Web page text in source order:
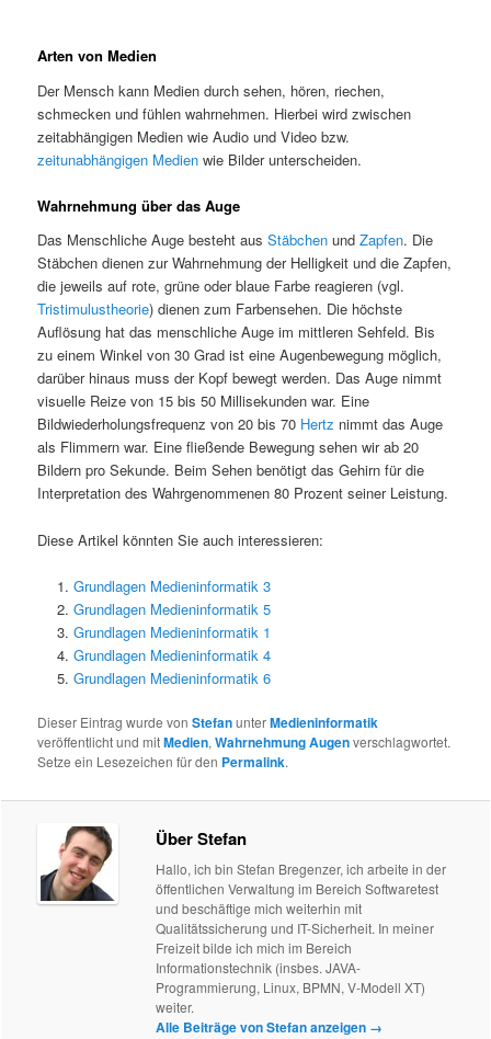
Arten von Medien
Der Mensch kann Medien durch sehen, hören, riechen,
schmecken und fühlen wahrnehmen. Hierbei wird zwischen
zeitabhängigen Medien wie Audio und Video bzw.
zeitunabhängigen Medien wie Bilder unterscheiden.
Wahrnehmung über das Auge
Das Menschliche Auge besteht ausStäbchen undZapfen. Die
Stäbchen dienen zur Wahrnehmung der Helligkeit und die Zapfen,
die jeweils auf rote, grüne oder blaue Farbe reagieren (vgl.
Tristimulustheorie) dienen zum Farbensehen. Die höchste
Auflösung hat das menschliche Auge im mittleren Sehfeld. Bis
zu einem Winkel von 30 Grad ist eine Augenbewegung möglich,
darüber hinaus muss der Kopf bewegt werden. Das Auge nimmt
visuelle Reize von 15 bis 50 Millisekunden war. Eine
Bildwiederholungsfrequenz von 20 bis 70 Hertz nimmt das Auge
als Flimmern war. Eine fließende Bewegung sehen wir ab 20
Bildern pro Sekunde. Beim Sehen benötigt das Gehirn für die
Interpretation des Wahrgenommenen 80 Prozent seiner Leistung.
Diese Artikel könnten Sie auch interessieren:
Grundlagen Medieninformatik 3
Grundlagen Medieninformatik 5
Grundlagen Medieninformatik 1
Grundlagen Medieninformatik 4
Grundlagen Medieninformatik 6
Dieser Eintrag wurde vonStefanunterMedieninformatik
veröffentlicht und mitMedien,Wahrnehmung Augenverschlagwortet.
Setze ein Lesezeichen für den Permalink.
Über Stefan
Hallo, ich bin Stefan Bregenzer, ich arbeite in der
öffentlichen Verwaltung im Bereich Softwaretest
und beschäftige mich weiterhin mit
Qualitätssicherung und IT-Sicherheit. In meiner
Freizeit bilde ich mich im Bereich
Informationstechnik (insbes. JAVA-
Programmierung, Linux, BPMN, V-Modell XT)
weiter.
Alle Beiträge von Stefan anzeigen →